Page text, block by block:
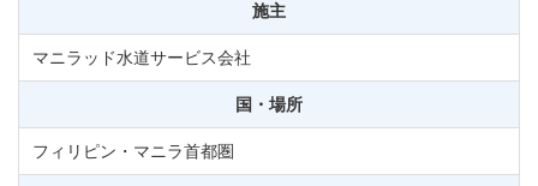
施主
マニラッド水道サービス会社
国・場所
フィリピン・マニラ首都圏